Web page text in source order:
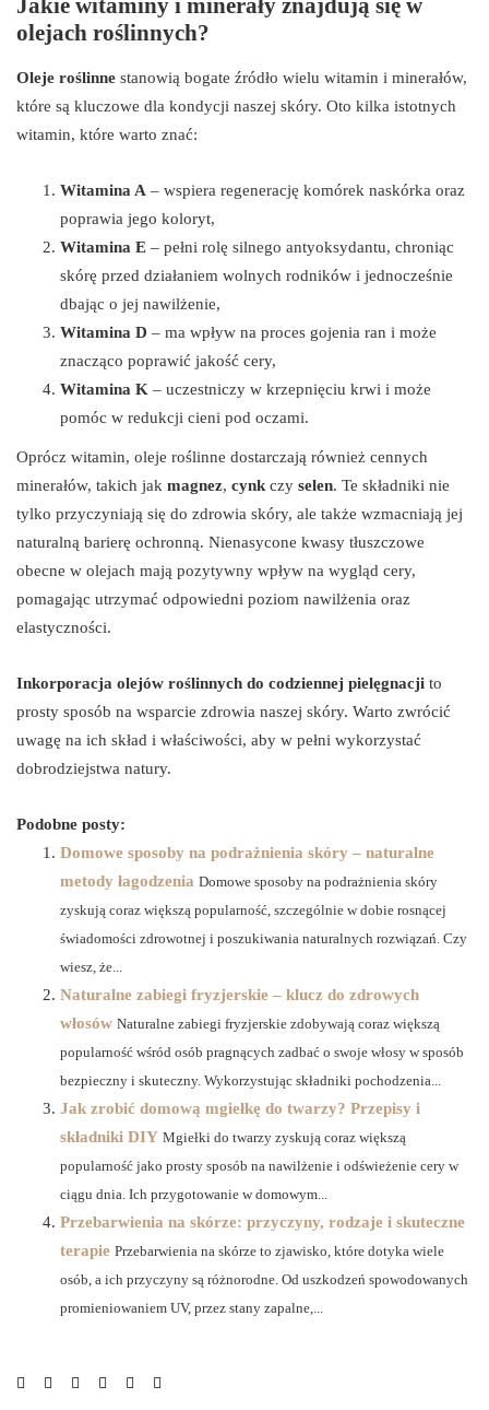
olejach roślinnych?
Oleje roślinne stanowią bogate źródło wielu witamin i minerałów,
które są kluczowe dla kondycji naszej skóry. Oto kilka istotnych
witamin, które warto znać:
Witamina A – wspiera regenerację komórek naskórka oraz
poprawia jego koloryt,
Witamina E – pełni rolę silnego antyoksydantu, chroniąc
skórę przed działaniem wolnych rodników i jednocześnie
dbając o jej nawilżenie,
Witamina D – ma wpływ na proces gojenia ran i może
znacząco poprawić jakość cery,
Witamina K – uczestniczy w krzepnięciu krwi i może
pomóc w redukcji cieni pod oczami.
Oprócz witamin, oleje roślinne dostarczają również cennych
minerałów, takich jak magnez, cynk czy selen. Te składniki nie
tylko przyczyniają się do zdrowia skóry, ale także wzmacniają jej
naturalną barierę ochronną. Nienasycone kwasy tłuszczowe
obecne w olejach mają pozytywny wpływ na wygląd cery,
pomagając utrzymać odpowiedni poziom nawilżenia oraz
elastyczności.
Inkorporacja olejów roślinnych do codziennej pielęgnacji to
prosty sposób na wsparcie zdrowia naszej skóry. Warto zwrócić
uwagę na ich skład i właściwości, aby w pełni wykorzystać
dobrodziejstwa natury.
Podobne posty:
Domowe sposoby na podrażnienia skóry – naturalne
metody łagodzenia Domowe sposoby na podrażnienia skóry
zyskują coraz większą popularność, szczególnie w dobie rosnącej
świadomości zdrowotnej i poszukiwania naturalnych rozwiązań. Czy
wiesz, że...
Naturalne zabiegi fryzjerskie – klucz do zdrowych
włosów Naturalne zabiegi fryzjerskie zdobywają coraz większą
popularność wśród osób pragnących zadbać o swoje włosy w sposób
bezpieczny i skuteczny. Wykorzystując składniki pochodzenia...
Jak zrobić domową mgiełkę do twarzy? Przepisy i
składniki DIY Mgiełki do twarzy zyskują coraz większą
popularność jako prosty sposób na nawilżenie i odświeżenie cery w
ciągu dnia. Ich przygotowanie w domowym...
Przebarwienia na skórze: przyczyny, rodzaje i skuteczne
terapie Przebarwienia na skórze to zjawisko, które dotyka wiele
osób, a ich przyczyny są różnorodne. Od uszkodzeń spowodowanych
promieniowaniem UV, przez stany zapalne,...